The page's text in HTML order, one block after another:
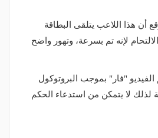
أن هذا اللاعب يتلقى البطاقة
لإنه تم بسرعة، وتهور واضح
"فار" بموجب البروتوكول
لذلك لا يتمكن من استدعاء الحكم